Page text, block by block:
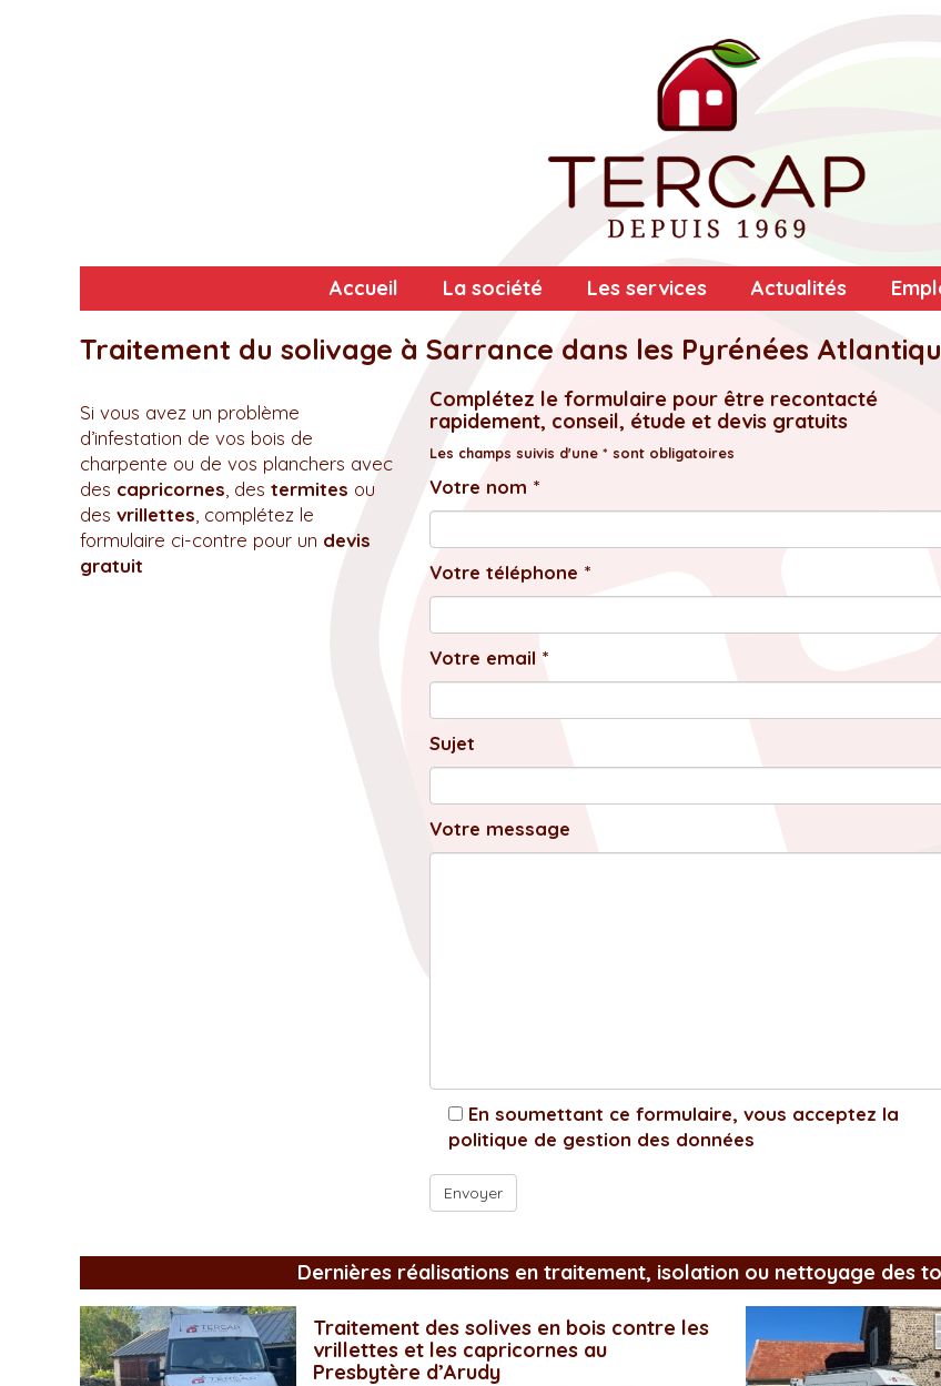
Accueil La société Les services Actualités
Traitement du solivage à Sarrance dans les Pyrénées
Si vous avez un problème
d’infestation de vos bois de
charpente ou de vos planchers avec
des capricornes , des termites ou
des vrillettes , complétez le
formulaire ci-contre pour un devis
gratuit
Complétez le formulaire pour être recontacté
rapidement, conseil, étude et devis gratuits
Les champs suivis d'une * sont obligatoires
Votre nom *
Votre téléphone *
Votre email *
Sujet
Votre message
En soumettant ce formulaire, vous acceptez la
politique de gestion des données
Dernières réalisations en traitement, isolation ou nettoyage des
Traitement des solives en bois contre les
vrillettes et les capricornes au
Presbytère d’Arudy